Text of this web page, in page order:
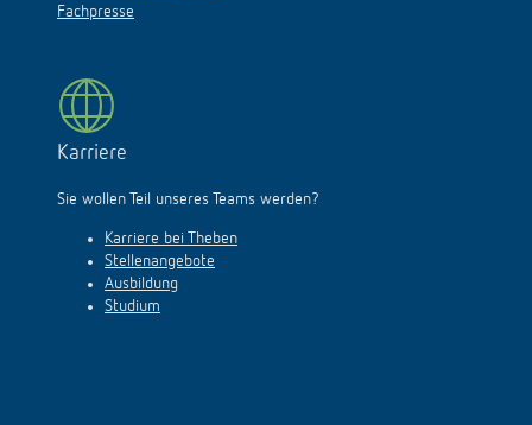
Fachpresse
Karriere
Sie wollen Teil unseres Teams werden?
Karriere bei Theben
Stellenangebote
Ausbildung
Studium